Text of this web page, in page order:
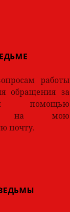
работы
обращения за
помощью
на мою
почту.